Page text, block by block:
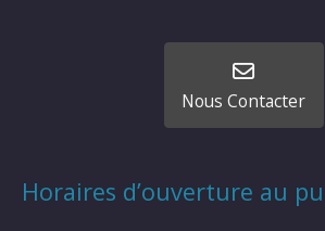
Nous Contacter
Horaires d’ouverture au